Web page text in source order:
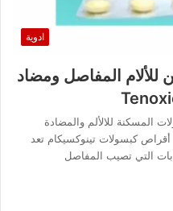
ادوية
المفاصل ومضاد
المسكنة للالألم والمضادة
أقراص كبسولات تينوكسيكام تعد
التي تصيب المفاصل